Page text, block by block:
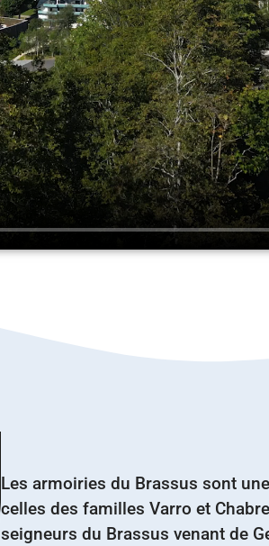
Les armoiries du Brassus sont
celles des familles Varro et
seigneurs du Brassus venant de